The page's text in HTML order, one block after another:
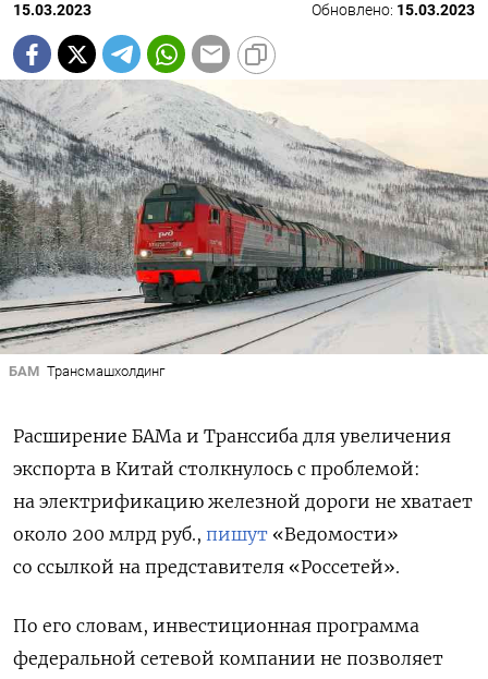
15.03.2023 Обновлено: 15.03.2023
БАМ Трансмашхолдинг
Расширение БАМа и Транссиба для увеличения
экспорта в Китай столкнулось с проблемой:
на электрификацию железной дороги не хватает
около 200 млрд руб., пишут «Ведомости»
со ссылкой на представителя «Россетей».
По его словам, инвестиционная программа
федеральной сетевой компании не позволяет